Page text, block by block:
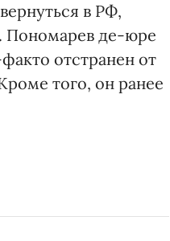
в РФ,
Пономарев де-юре
отстранен от
того, он ранее